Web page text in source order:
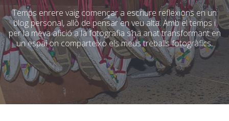
Temps enrere vaig començar a escriure reflexions en un
blog personal, allò de pensar en veu alta. Amb el temps i
per la meva afició a la fotografia s’ha anat transformant en
un espai on comparteixo els meus treballs fotogràfics.